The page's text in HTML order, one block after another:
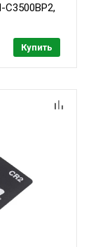
C3500BP2,
Купить